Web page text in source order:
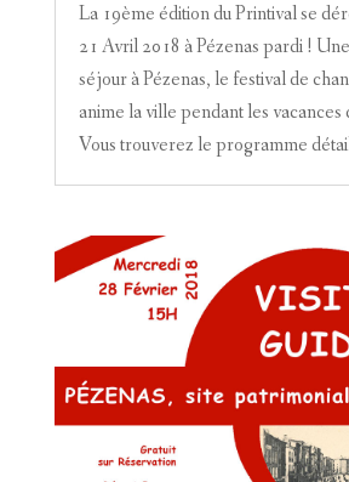
La 19ème édition du Printival se
21 Avril 2018 à Pézenas pardi !
séjour à Pézenas, le festival de
anime la ville pendant les
Vous trouverez le programme